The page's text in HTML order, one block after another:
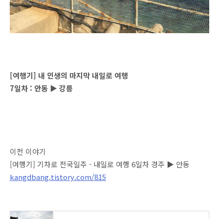
[여행기] 내 인생의 마지막 내일로 여행
7일차 : 안동 ▶ 강릉
이전 이야기
[여행기] 기차로 전국일주 - 내일로 여행 6일차 경주 ▶ 안동
kangdbang.tistory.com/815